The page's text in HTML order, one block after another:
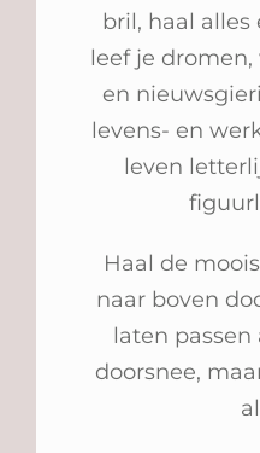
bril, haal
leef je
en
levens- en
leven
Haal de
naar boven
laten passen
doorsnee,